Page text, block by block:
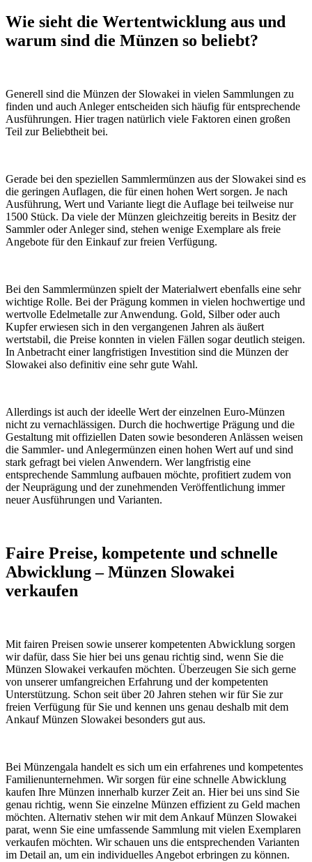
Wie sieht die Wertentwicklung aus und
warum sind die Münzen so beliebt?
Generell sind die Münzen der Slowakei in vielen Sammlungen zu
finden und auch Anleger entscheiden sich häufig für entsprechende
Ausführungen. Hier tragen natürlich viele Faktoren einen großen
Teil zur Beliebtheit bei.
Gerade bei den speziellen Sammlermünzen aus der Slowakei sind es
die geringen Auflagen, die für einen hohen Wert sorgen. Je nach
Ausführung, Wert und Variante liegt die Auflage bei teilweise nur
1500 Stück. Da viele der Münzen gleichzeitig bereits in Besitz der
Sammler oder Anleger sind, stehen wenige Exemplare als freie
Angebote für den Einkauf zur freien Verfügung.
Bei den Sammlermünzen spielt der Materialwert ebenfalls eine sehr
wichtige Rolle. Bei der Prägung kommen in vielen hochwertige und
wertvolle Edelmetalle zur Anwendung. Gold, Silber oder auch
Kupfer erwiesen sich in den vergangenen Jahren als äußert
wertstabil, die Preise konnten in vielen Fällen sogar deutlich steigen.
In Anbetracht einer langfristigen Investition sind die Münzen der
Slowakei also definitiv eine sehr gute Wahl.
Allerdings ist auch der ideelle Wert der einzelnen Euro-Münzen
nicht zu vernachlässigen. Durch die hochwertige Prägung und die
Gestaltung mit offiziellen Daten sowie besonderen Anlässen weisen
die Sammler- und Anlegermünzen einen hohen Wert auf und sind
stark gefragt bei vielen Anwendern. Wer langfristig eine
entsprechende Sammlung aufbauen möchte, profitiert zudem von
der Neuprägung und der zunehmenden Veröffentlichung immer
neuer Ausführungen und Varianten.
Faire Preise, kompetente und schnelle
Abwicklung – Münzen Slowakei
verkaufen
Mit fairen Preisen sowie unserer kompetenten Abwicklung sorgen
wir dafür, dass Sie hier bei uns genau richtig sind, wenn Sie die
Münzen Slowakei verkaufen möchten. Überzeugen Sie sich gerne
von unserer umfangreichen Erfahrung und der kompetenten
Unterstützung. Schon seit über 20 Jahren stehen wir für Sie zur
freien Verfügung für Sie und kennen uns genau deshalb mit dem
Ankauf Münzen Slowakei besonders gut aus.
Bei Münzengala handelt es sich um ein erfahrenes und kompetentes
Familienunternehmen. Wir sorgen für eine schnelle Abwicklung
kaufen Ihre Münzen innerhalb kurzer Zeit an. Hier bei uns sind Sie
genau richtig, wenn Sie einzelne Münzen effizient zu Geld machen
möchten. Alternativ stehen wir mit dem Ankauf Münzen Slowakei
parat, wenn Sie eine umfassende Sammlung mit vielen Exemplaren
verkaufen möchten. Wir schauen uns die entsprechenden Varianten
im Detail an, um ein individuelles Angebot erbringen zu können.